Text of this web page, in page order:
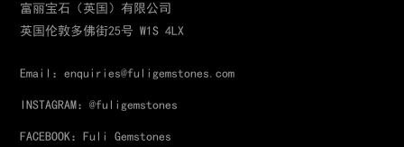
富丽宝石（英国）有限公司
英国伦敦多佛街25号 W1S 4LX
Email：enquiries@fuligemstones.com
INSTAGRAM：@fuligemstones
FACEBOOK：Fuli Gemstones